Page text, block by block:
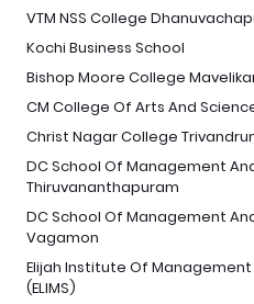
VTM NSS College
Kochi Business School
Bishop Moore College
CM College Of Arts And
Christ Nagar College
DC School Of Management
Thiruvananthapuram
DC School Of Management
Vagamon
Elijah Institute Of
(ELIMS)